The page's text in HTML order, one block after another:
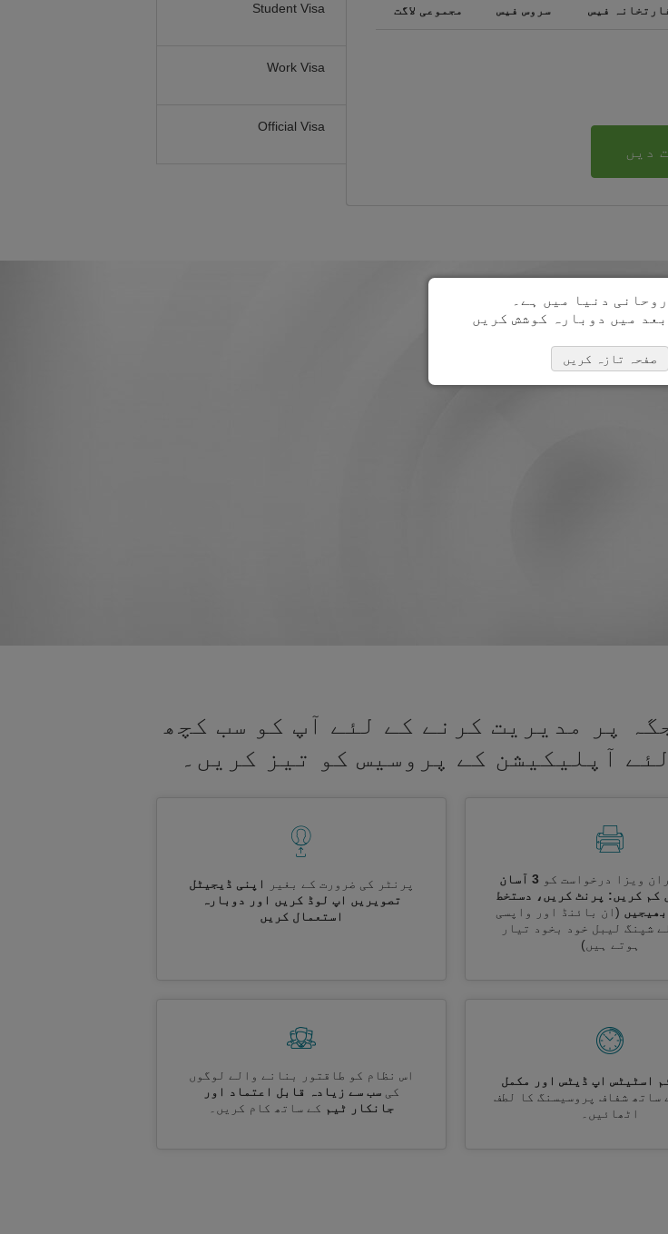
Student Visa
Work Visa
Official Visa
فیس سروس فیس مجموعی لاگت
دیں
پر مدیریت کرنے کے لئے آپ کو سب کچھ
آپلیکیشن کے پروسیس کو تیز کریں۔
ویزا درخواست کو
3 آسان
کم کریں: پرنٹ کریں، دستخط
(ان بائنڈ اور واپسی
شپنگ لیبل خود بخود تیار
ہوتے ہیں)
پرنٹر کی ضرورت کے بغیر
اپنی ڈیجیٹل
تصویریں اپ لوڈ کریں اور دوبارہ
استعمال کریں
اسٹیٹس اپ ڈیٹس اور مکمل
ساتھ شفاف پروسیسنگ کا لطف
اٹھائیں۔
اس نظام کو طاقتور بنانے والے لوگوں
کی سب سے زیادہ قابل اعتماد اور
جانکار ٹیم کے ساتھ کام کریں۔
دنیا میں ہے۔
میں دوبارہ کوشش کریں
صفحہ تازہ کریں